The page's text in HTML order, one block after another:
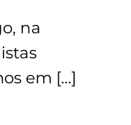
na
em […]